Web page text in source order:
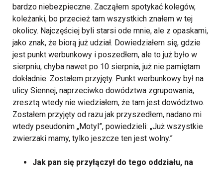
bardzo niebezpieczne. Zacząłem spotykać kolegów,
koleżanki, bo przecież tam wszystkich znałem w tej
okolicy. Najczęściej byli starsi ode mnie, ale z opaskami,
jako znak, że biorą już udział. Dowiedziałem się, gdzie
jest punkt werbunkowy i poszedłem, ale to już było w
sierpniu, chyba nawet po 10 sierpnia, już nie pamiętam
dokładnie. Zostałem przyjęty. Punkt werbunkowy był na
ulicy Siennej, naprzeciwko dowództwa zgrupowania,
zresztą wtedy nie wiedziałem, że tam jest dowództwo.
Zostałem przyjęty od razu jak przyszedłem, nadano mi
wtedy pseudonim „Motyl”, powiedzieli: „Już wszystkie
zwierzaki mamy, tylko jeszcze ten jest wolny.”
Jak pan się przyłączył do tego oddziału, na